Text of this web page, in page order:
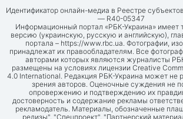
Идентификатор онлайн-медиа в Реестре
— R40-05347
Информационный портал «РБК-Украина» имеет
версию (украинскую, русскую и английскую),
портала – https://www.rbc.ua. Фотографии,
принадлежат их правообладателям. Все
авторами которых являются журналисты
размещены на условиях лицензии Creative
4.0 International. Редакция РБК-Украина может не
зрения авторов. Оценочные суждения не
опровержению и подтверждению их
достоверность и содержание рекламы
рекламодатель. Материалы, обозначенные
релизы", "Спецпроект", "Партнерский